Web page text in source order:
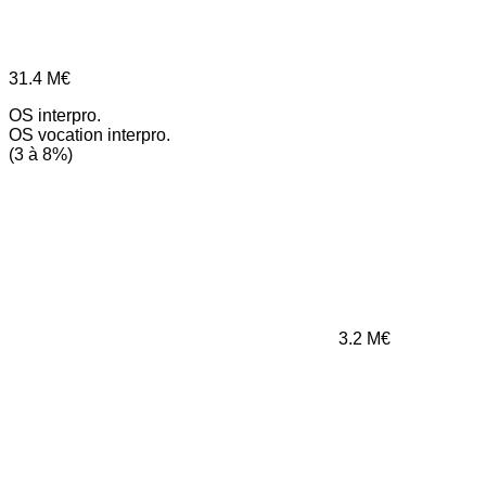
31.4 M€
OS interpro.
OS vocation interpro.
(3 à 8%)
3.2 M€